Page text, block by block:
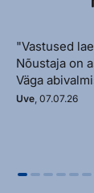
"Vastused
Nõustaja on
Väga
Uve, 07.07.26